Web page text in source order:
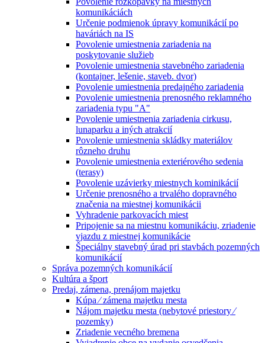
komunikáciách
Určenie podmienok úpravy komunikácií po
haváriách na IS
Povolenie umiestnenia zariadenia na
poskytovanie služieb
Povolenie umiestnenia stavebného zariadenia
(kontajner, lešenie, staveb. dvor)
Povolenie umiestnenia predajného zariadenia
Povolenie umiestnenia prenosného reklamného
zariadenia typu "A"
Povolenie umiestnenia zariadenia cirkusu,
lunaparku a iných atrakcií
Povolenie umiestnenia skládky materiálov
rôzneho druhu
Povolenie umiestnenia exteriérového sedenia
(terasy)
Povolenie uzávierky miestnych kominikácií
Určenie prenosného a trvalého dopravného
značenia na miestnej komunikácii
Vyhradenie parkovacích miest
Pripojenie sa na miestnu komunikáciu, zriadenie
vjazdu z miestnej komunikácie
Špeciálny stavebný úrad pri stavbách pozemných
komunikácií
Správa pozemných komunikácií
Kultúra a šport
Predaj, zámena, prenájom majetku
Kúpa ⁄ zámena majetku mesta
Nájom majetku mesta (nebytové priestory ⁄
pozemky)
Zriadenie vecného bremena